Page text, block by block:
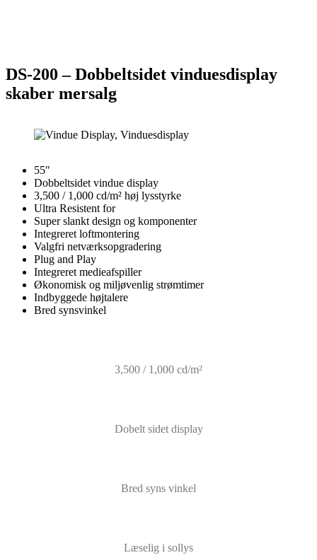
DS-200 – Dobbeltsidet vinduesdisplay
skaber mersalg
55″
Dobbeltsidet vindue display
3,500 / 1,000 cd/m² høj lysstyrke
Ultra Resistent for
Super slankt design og komponenter
Integreret loftmontering
Valgfri netværksopgradering
Plug and Play
Integreret medieafspiller
Økonomisk og miljøvenlig strømtimer
Indbyggede højtalere
Bred synsvinkel
3,500 / 1,000 cd/m²
Dobelt sidet display
Bred syns vinkel
Læselig i sollys